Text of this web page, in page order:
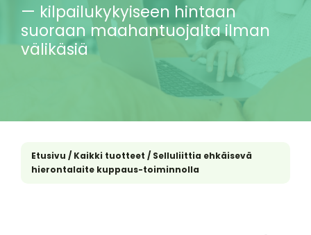
— kilpailukykyiseen hintaan
suoraan maahantuojalta ilman
välikäsiä
Etusivu / Kaikki tuotteet / Selluliittia ehkäisevä
hierontalaite kuppaus-toiminnolla